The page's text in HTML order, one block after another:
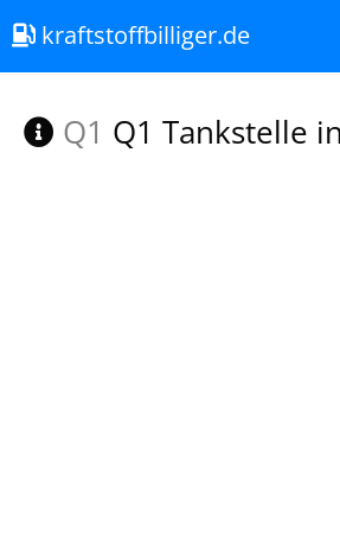
kraftstoffbilliger.de
Q1 Q1 Tankstelle